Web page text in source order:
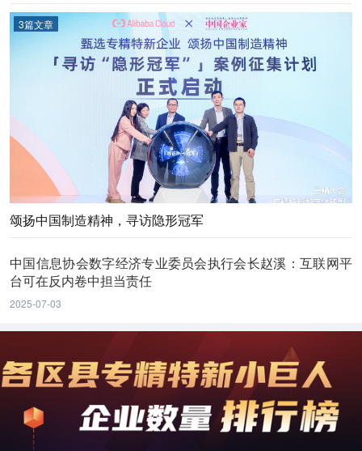
3篇文章
颂扬中国制造精神，寻访隐形冠军
中国信息协会数字经济专业委员会执行会长赵溪：互联网平
台可在反内卷中担当责任
2025-07-03